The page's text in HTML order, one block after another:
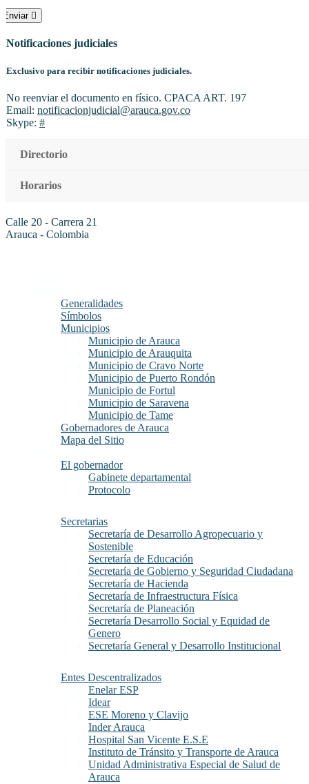
Enviar
Notificaciones judiciales
Exclusivo para recibir notificaciones judiciales.
No reenviar el documento en físico. CPACA ART. 197
Email: notificacionjudicial@arauca.gov.co
Skype: #
Directorio
Horarios
Calle 20 - Carrera 21
Arauca - Colombia
Generalidades
Símbolos
Municipios
Municipio de Arauca
Municipio de Arauquita
Municipio de Cravo Norte
Municipio de Puerto Rondón
Municipio de Fortul
Municipio de Saravena
Municipio de Tame
Gobernadores de Arauca
Mapa del Sitio
El gobernador
Gabinete departamental
Protocolo
Secretarias
Secretaría de Desarrollo Agropecuario y
Sostenible
Secretaría de Educación
Secretaría de Gobierno y Seguridad Ciudadana
Secretaría de Hacienda
Secretaría de Infraestructura Física
Secretaría de Planeación
Secretaría Desarrollo Social y Equidad de
Genero
Secretaría General y Desarrollo Institucional
Entes Descentralizados
Enelar ESP
Idear
ESE Moreno y Clavijo
Inder Arauca
Hospital San Vicente E.S.E
Instituto de Tránsito y Transporte de Arauca
Unidad Administrativa Especial de Salud de
Arauca